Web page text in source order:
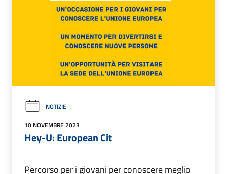
NOTIZIE
10 NOVEMBRE 2023
Hey-U: European Cit
Percorso per i giovani per conoscere meglio